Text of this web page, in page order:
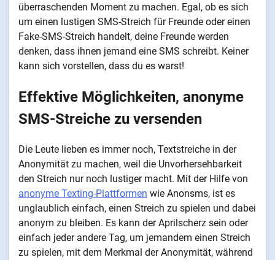
überraschenden Moment zu machen. Egal, ob es sich
um einen lustigen SMS-Streich für Freunde oder einen
Fake-SMS-Streich handelt, deine Freunde werden
denken, dass ihnen jemand eine SMS schreibt. Keiner
kann sich vorstellen, dass du es warst!
Effektive Möglichkeiten, anonyme
SMS-Streiche zu versenden
Die Leute lieben es immer noch, Textstreiche in der
Anonymität zu machen, weil die Unvorhersehbarkeit
den Streich nur noch lustiger macht. Mit der Hilfe von
anonyme Texting-Plattformen wie Anonsms, ist es
unglaublich einfach, einen Streich zu spielen und dabei
anonym zu bleiben. Es kann der Aprilscherz sein oder
einfach jeder andere Tag, um jemandem einen Streich
zu spielen, mit dem Merkmal der Anonymität, während